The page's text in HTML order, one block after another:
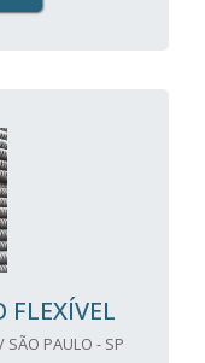
FLEXÍVEL
SÃO PAULO - SP